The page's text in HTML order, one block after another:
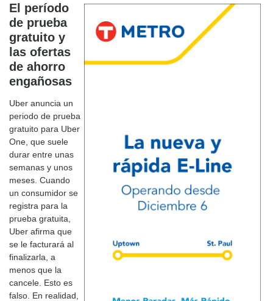
El período
de prueba
gratuito y
las ofertas
de ahorro
engañosas
Uber anuncia un
periodo de prueba
gratuito para Uber
One, que suele
durar entre unas
semanas y unos
meses. Cuando
un consumidor se
registra para la
prueba gratuita,
Uber afirma que
se le facturará al
finalizarla, a
menos que la
cancele. Esto es
falso. En realidad,